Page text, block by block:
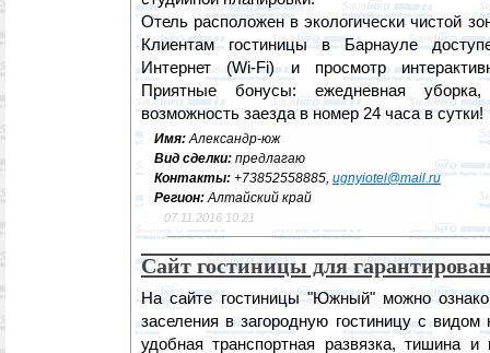
Отель расположен в экологически чистой
Клиентам гостиницы в Барнауле
Интернет (Wi-Fi) и просмотр
Приятные бонусы: ежедневная
возможность заезда в номер 24 часа в сутки!
Имя:Александр-юж
Вид сделки: предлагаю
Контакты: +73852558885, ugnyiotel@mail.ru
Регион:Алтайский край
07.11.2016 10:21
Сайт гостиницы для
На сайте гостиницы "Южный" можно
заселения в загородную гостиницу с
удобная транспортная развязка, тишина